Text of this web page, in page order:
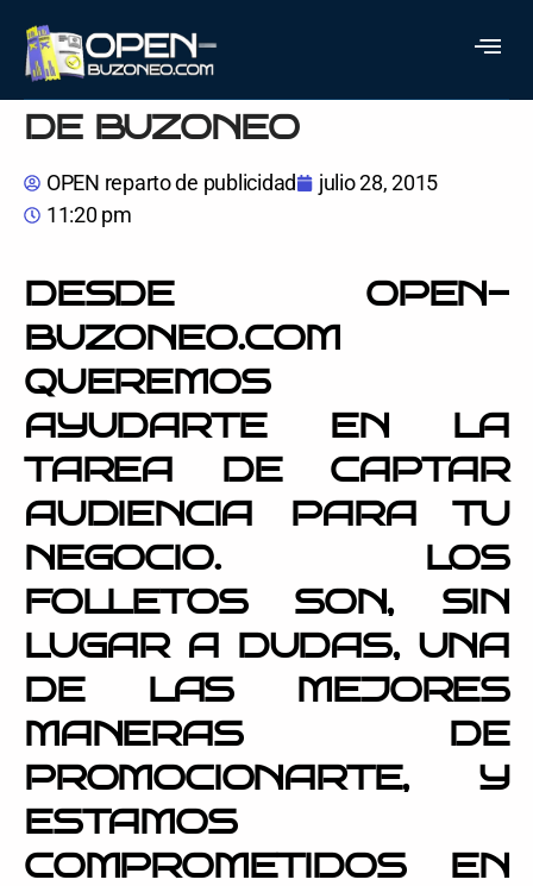
QUÉ EVITAR AL
DISEÑAR UN FOLLETO
DE BUZONEO
OPEN reparto de publicidad
julio 28, 2015
11:20 pm
DESDE OPEN-
BUZONEO.COM
QUEREMOS
AYUDARTE EN LA
TAREA DE CAPTAR
AUDIENCIA PARA TU
NEGOCIO. LOS
FOLLETOS SON, SIN
LUGAR A DUDAS, UNA
DE LAS MEJORES
MANERAS DE
PROMOCIONARTE, Y
ESTAMOS
COMPROMETIDOS EN